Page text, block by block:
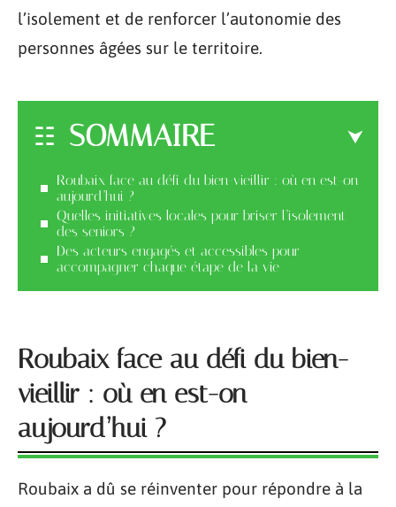
l’isolement et de renforcer l’autonomie des
personnes âgées sur le territoire.
SOMMAIRE
Roubaix face au défi du bien-vieillir : où en est-on
aujourd’hui ?
Quelles initiatives locales pour briser l’isolement
des seniors ?
Des acteurs engagés et accessibles pour
accompagner chaque étape de la vie
Roubaix face au défi du bien-
vieillir : où en est-on
aujourd’hui ?
Roubaix a dû se réinventer pour répondre à la